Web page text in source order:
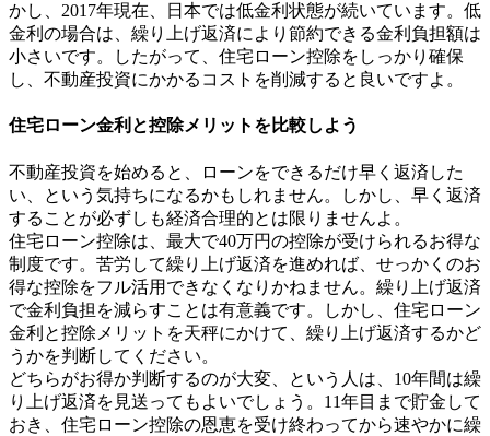
かし、2017年現在、日本では低金利状態が続いています。低
金利の場合は、繰り上げ返済により節約できる金利負担額は
小さいです。したがって、住宅ローン控除をしっかり確保
し、不動産投資にかかるコストを削減すると良いですよ。
住宅ローン金利と控除メリットを比較しよう
不動産投資を始めると、ローンをできるだけ早く返済した
い、という気持ちになるかもしれません。しかし、早く返済
することが必ずしも経済合理的とは限りませんよ。
住宅ローン控除は、最大で40万円の控除が受けられるお得な
制度です。苦労して繰り上げ返済を進めれば、せっかくのお
得な控除をフル活用できなくなりかねません。繰り上げ返済
で金利負担を減らすことは有意義です。しかし、住宅ローン
金利と控除メリットを天秤にかけて、繰り上げ返済するかど
うかを判断してください。
どちらがお得か判断するのが大変、という人は、10年間は繰
り上げ返済を見送ってもよいでしょう。11年目まで貯金して
おき、住宅ローン控除の恩恵を受け終わってから速やかに繰